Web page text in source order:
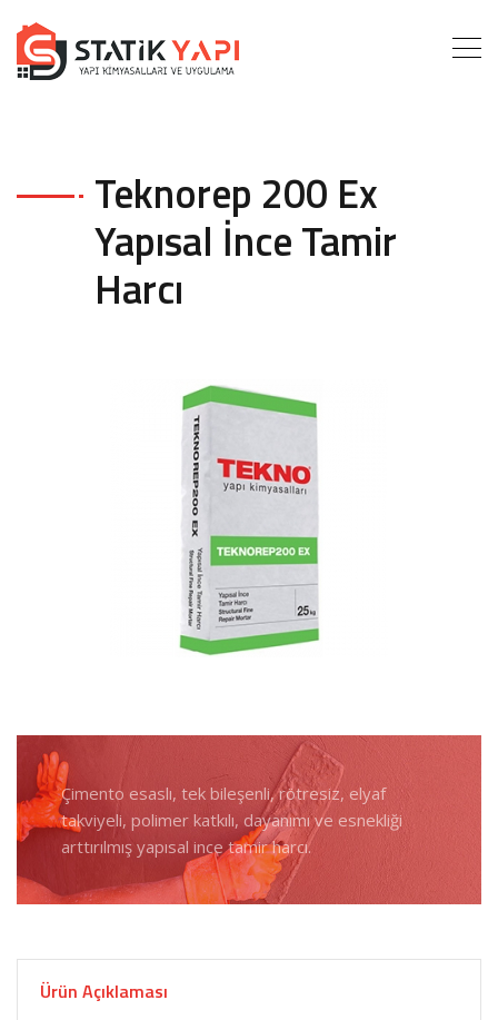
Teknorep 200 Ex
Yapısal İnce Tamir
Harcı
Çimento esaslı, tek bileşenli, rötresiz, elyaf
takviyeli, polimer katkılı, dayanımı ve esnekliği
arttırılmış yapısal ince tamir harcı.
Ürün Açıklaması